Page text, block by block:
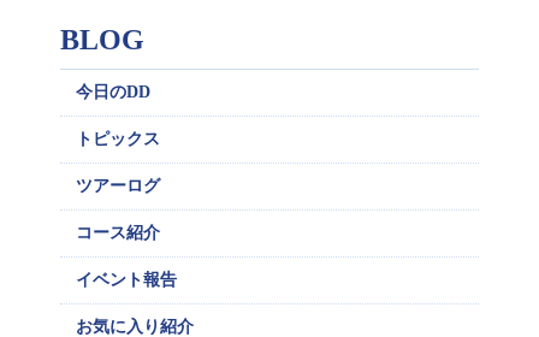
BLOG
今日のDD
トピックス
ツアーログ
コース紹介
イベント報告
お気に入り紹介